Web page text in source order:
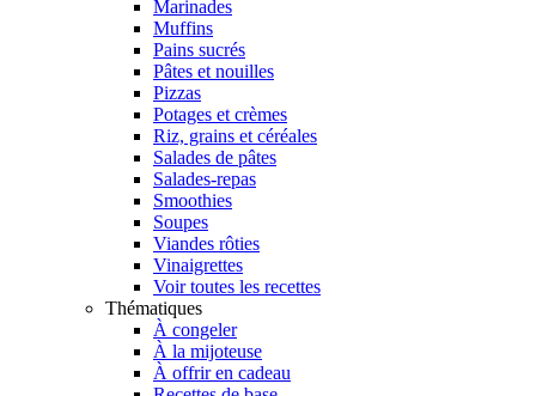
Marinades
Muffins
Pains sucrés
Pâtes et nouilles
Pizzas
Potages et crèmes
Riz, grains et céréales
Salades de pâtes
Salades-repas
Smoothies
Soupes
Viandes rôties
Vinaigrettes
Voir toutes les recettes
Thématiques
À congeler
À la mijoteuse
À offrir en cadeau